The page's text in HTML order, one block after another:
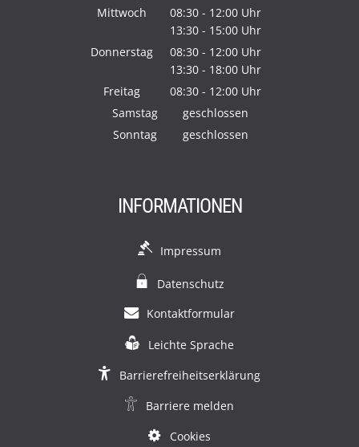
Von 08:30 bis 12:00 Uhr
Mittwoch 08:30 - 12:00 Uhr
Von 08:30 bis 12:00 Uhr
13:30 - 15:00 Uhr
Von 13:30 bis 15:00 Uhr
Donnerstag 08:30 - 12:00 Uhr
Von 08:30 bis 12:00 Uhr
13:30 - 18:00 Uhr
Von 13:30 bis 18:00 Uhr
Freitag 08:30 - 12:00 Uhr
Von 08:30 bis 12:00 Uhr
Samstag
geschlossen
Sonntag
geschlossen
INFORMATIONEN
Impressum
Datenschutz
Kontaktformular
Leichte Sprache
Barrierefreiheitserklärung
Barriere melden
Cookies